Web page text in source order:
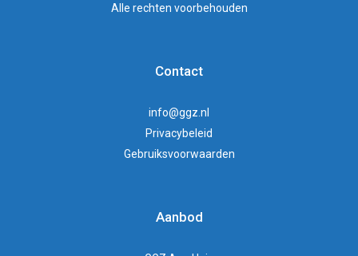
Alle rechten voorbehouden
Contact
info@ggz.nl
Privacybeleid
Gebruiksvoorwaarden
Aanbod